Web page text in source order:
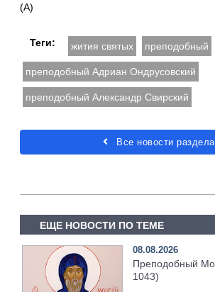
(А)
Теги: жития святых преподобный
преподобный Адриан Ондрусовский
преподобный Александр Свирский
Все новости раздела
ЕЩЕ НОВОСТИ ПО ТЕМЕ
08.08.2026
Преподобный Моисей Угрин (ок.
1043)